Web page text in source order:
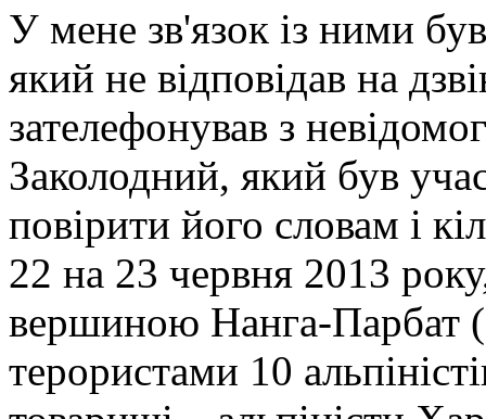
У мене зв'язок із ними
який не відповідав на
зателефонував з
Заколодний, який був
повірити його словам і
22 на 23 червня 2013
вершиною Нанга-Парбат
терористами 10